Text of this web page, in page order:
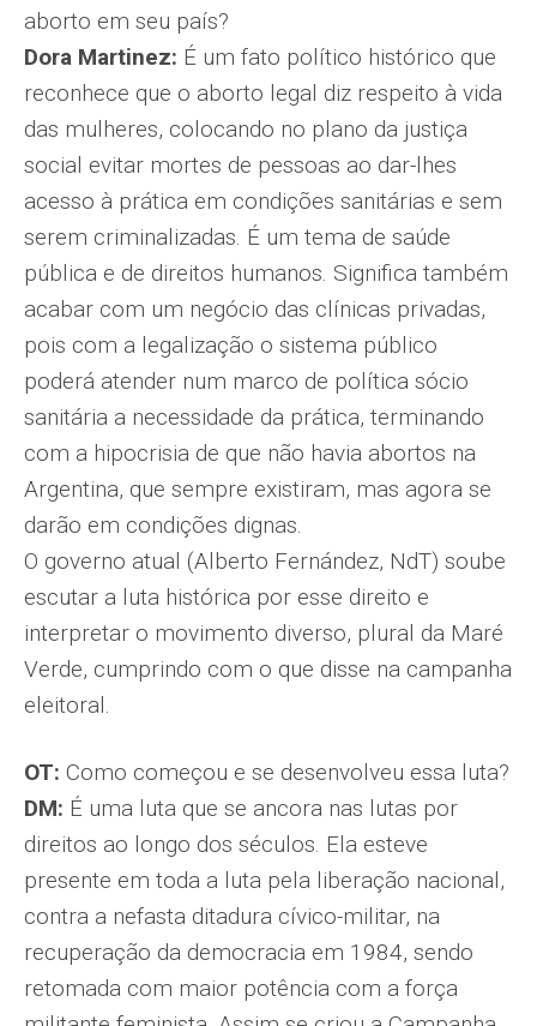
aborto em seu país?
Dora Martinez: É um fato político histórico que
reconhece que o aborto legal diz respeito à vida
das mulheres, colocando no plano da justiça
social evitar mortes de pessoas ao dar-lhes
acesso à prática em condições sanitárias e sem
serem criminalizadas. É um tema de saúde
pública e de direitos humanos. Significa também
acabar com um negócio das clínicas privadas,
pois com a legalização o sistema público
poderá atender num marco de política sócio
sanitária a necessidade da prática, terminando
com a hipocrisia de que não havia abortos na
Argentina, que sempre existiram, mas agora se
darão em condições dignas.
O governo atual (Alberto Fernández, NdT) soube
escutar a luta histórica por esse direito e
interpretar o movimento diverso, plural da Maré
Verde, cumprindo com o que disse na campanha
eleitoral.
OT: Como começou e se desenvolveu essa luta?
DM: É uma luta que se ancora nas lutas por
direitos ao longo dos séculos. Ela esteve
presente em toda a luta pela liberação nacional,
contra a nefasta ditadura cívico-militar, na
recuperação da democracia em 1984, sendo
retomada com maior potência com a força